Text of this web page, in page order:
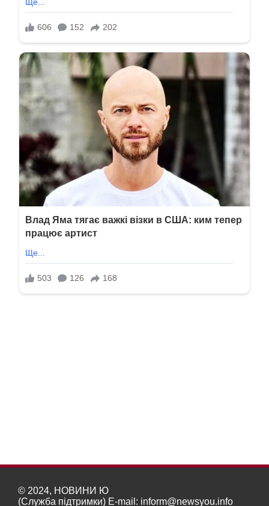
© 2024, НОВИНИ Ю
(Служба підтримки) E-mail: inform@newsyou.info